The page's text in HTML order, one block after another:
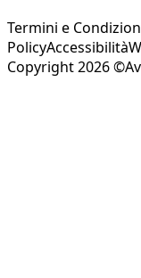
Termini e
PolicyAccessibilità
Copyright 2026